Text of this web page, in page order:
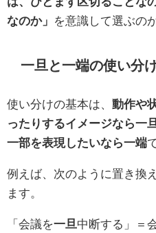
なのか」
を意識して選ぶの
一旦と一端の使い分
使い分けの基本は、 動作や
ったりするイメージなら一旦
一部を表現したいなら一端
例えば、次のように置き換
ます。
「会議を一旦 中断する」＝